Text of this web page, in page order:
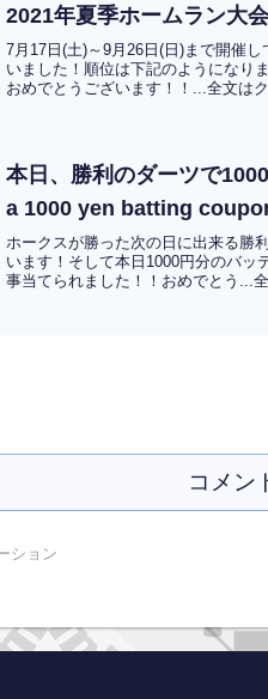
2021年夏季ホームラン大
7月17日(土)～9月26日(日)まで開催
いました！順位は下記のようになり
おめでとうございます！！...全文は
本日、勝利のダーツで
a 1000 yen batting
ホークスが勝った次の日に出来る勝
います！そして本日1000円分のバッ
事当てられました！！おめでとう...
コメン
ション